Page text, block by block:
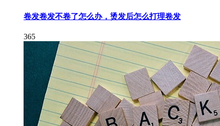
卷发卷发不卷了怎么办，烫发后怎么打理卷发
365